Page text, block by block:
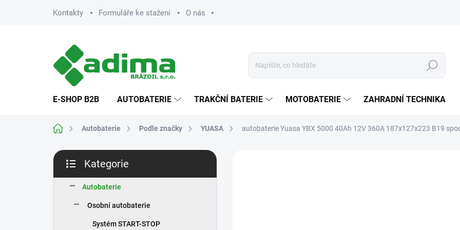
Kontakty Formuláře ke stažení O nás
Hledat
E-SHOP B2B AUTOBATERIE TRAKČNÍ BATERIE MOTOBATERIE ZAHRADNÍ TECHNIKA
Domů Autobaterie Podle značky YUASA autobaterie Yuasa YBX 5000 40Ah 12V 360A 187x127x223 B19
P
s
kategorie
Kategorie
Autobaterie
Osobní autobaterie
Systém START-STOP